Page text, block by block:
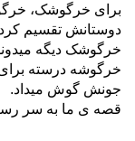
برای خرگوشک،
دوستانش تقسیم کرد
خرگوشک دیگه
خرگوشه درسته
جونش گوش میداد.
قصه ی ما به سر